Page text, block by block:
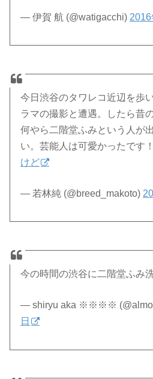
— 伊賀 航 (@watigacchi) 2016
今日渋谷のタワレコ近辺を歩
ラマの撮影と遭遇。したら昔
何やら二階堂ふみという人が
い。芸能人は可愛かったです
けど
— 若林純 (@breed_makoto)
今の時間の渋谷に二階堂ふみ
— shiryu aka ※※※※
日